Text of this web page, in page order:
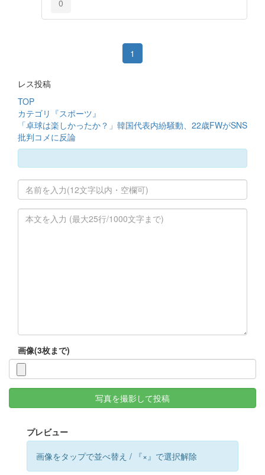
0
1
レス投稿
TOP
カテゴリ『スポーツ』
「卓球は楽しかったか？」韓国代表内紛騒動、22歳FWがSNS
批判コメに反論
画像(3枚まで)
写真を撮影して投稿
プレビュー
画像をタップで並べ替え / 『×』で選択解除